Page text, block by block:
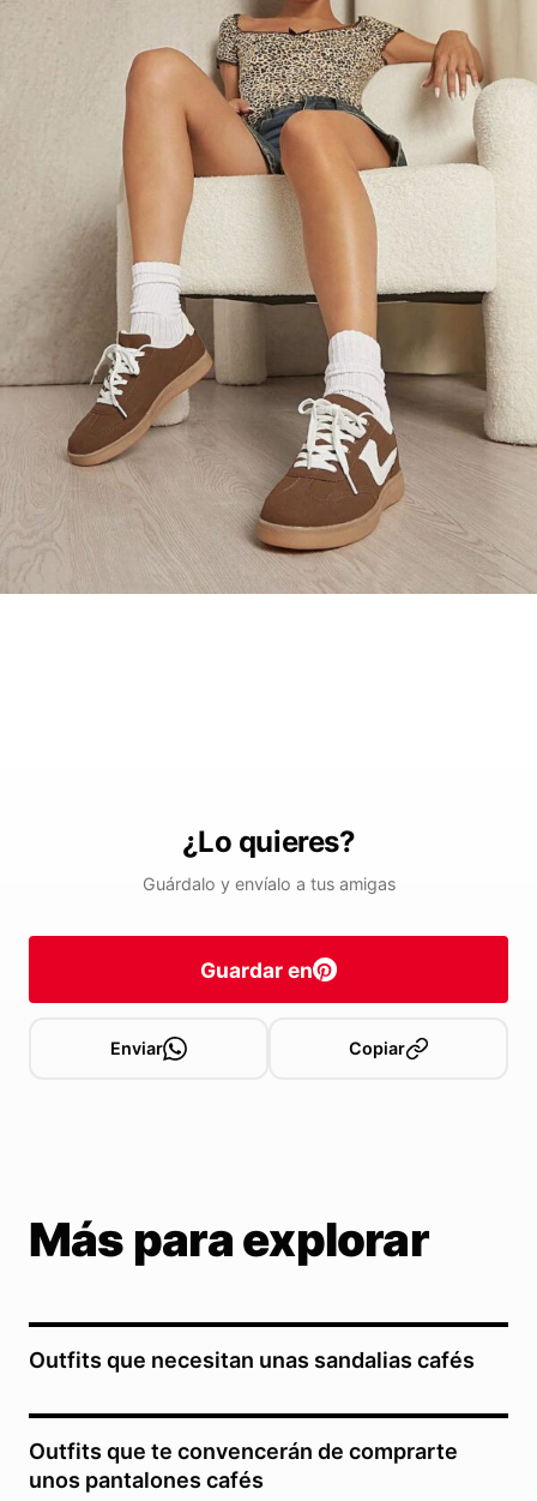
¿Lo quieres?
Guárdalo y envíalo a tus amigas
Guardar en
Enviar Copiar
Más para explorar
Outfits que necesitan unas sandalias cafés
Outfits que te convencerán de comprarte
unos pantalones cafés